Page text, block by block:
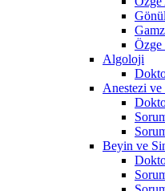
Algoloji
Anestezi ve
Beyin ve